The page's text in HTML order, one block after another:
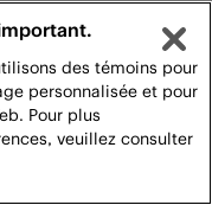
des témoins pour
personnalisée et pour
Pour plus
veuillez consulter